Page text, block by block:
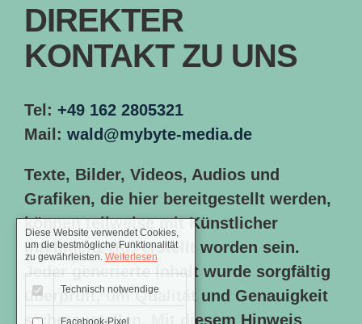
DIREKTER
KONTAKT ZU UNS
Tel: +49 162 2805321
Mail: wald@mybyte-media.de
Texte, Bilder, Videos, Audios und
Grafiken, die hier bereitgestellt werden,
können teilweise mit Künstlicher
Intelligenz (KI) erstellt worden sein.
Jeder generierte Inhalt wurde sorgfältig
überprüft, um Qualität und Genauigkeit
sicherzustellen. Mit diesem Hinweis
Diese Website verwendet Cookies,
um die bestmögliche Funktionalität
zu gewährleisten. Weiterlesen
Technisch notwendige
Facebook-Pixel